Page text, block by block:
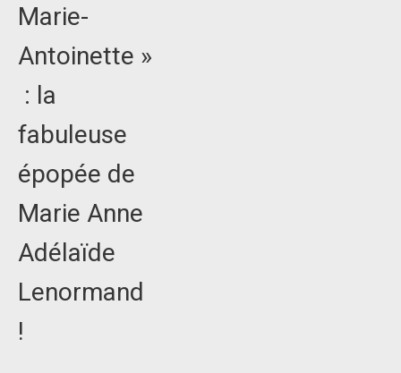
Marie-
Antoinette »
: la
fabuleuse
épopée de
Marie Anne
Adélaïde
Lenormand
!